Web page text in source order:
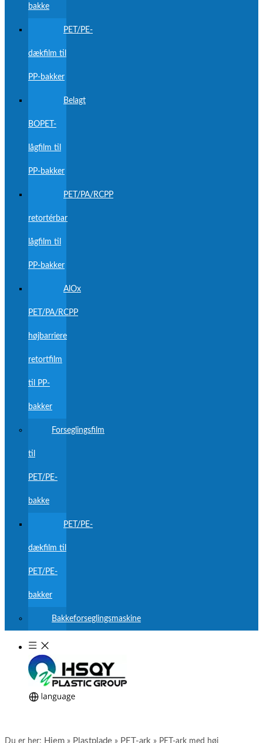
bakke
PET/PE-
dækfilm til
PP-bakker
Belagt
BOPET-
lågfilm til
PP-bakker
PET/PA/RCPP
retortérbar
lågfilm til
PP-bakker
AlOx
PET/PA/RCPP
højbarriere
retortfilm
til PP-
bakker
Forseglingsfilm
til
PET/PE-
bakke
PET/PE-
dækfilm til
PET/PE-
bakker
Bakkeforseglingsmaskine
Du er her: Hjem » Plastplade » PET-ark » PET-ark med høj